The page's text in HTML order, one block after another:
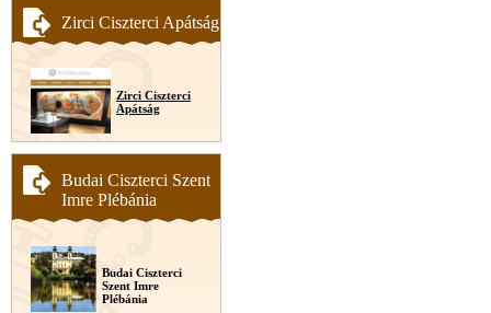
Zirci Ciszterci Apátság
Zirci Ciszterci
Apátság
Budai Ciszterci Szent
Imre Plébánia
Budai Ciszterci
Szent Imre
Plébánia